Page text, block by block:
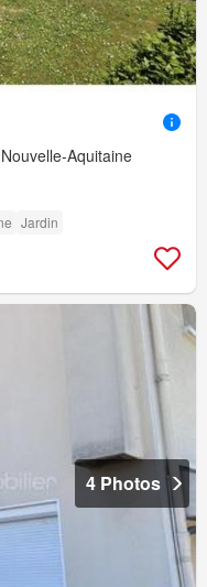
Aquitaine
Jardin
4 Photos